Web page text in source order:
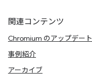
関連コンテンツ
Chromium のアップデート
事例紹介
アーカイブ